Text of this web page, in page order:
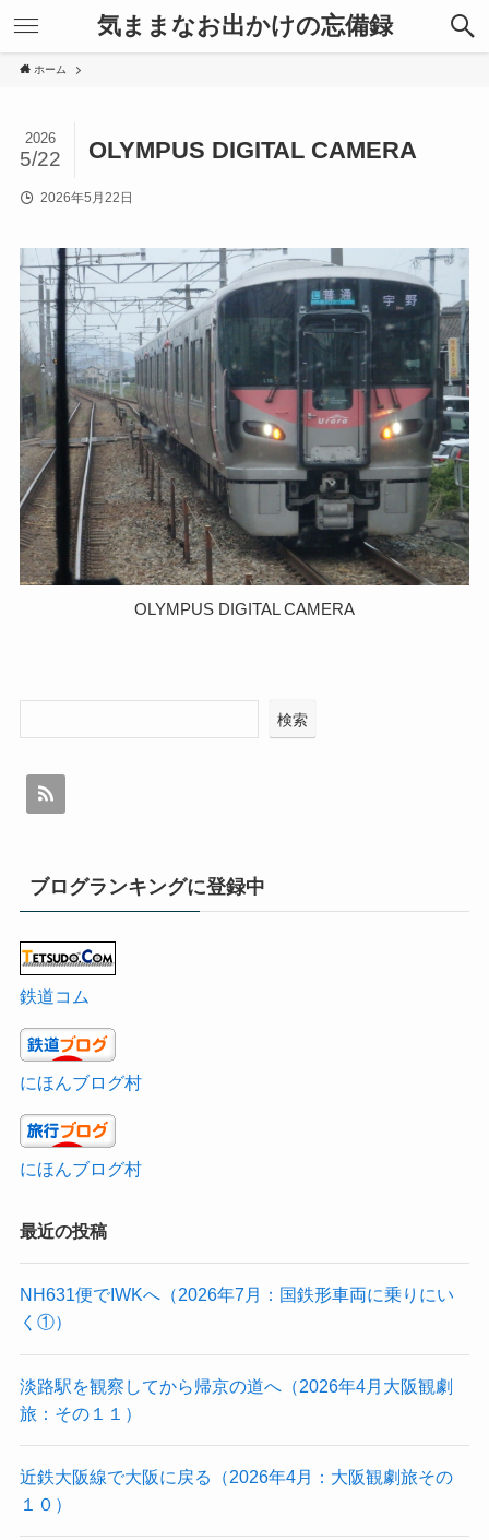
気ままなお出かけの忘備録
ホーム
OLYMPUS DIGITAL CAMERA
2026
5/22
2026年5月22日
OLYMPUS DIGITAL CAMERA
検索
ブログランキングに登録中
鉄道コム
にほんブログ村
にほんブログ村
最近の投稿
NH631便でIWKへ（2026年7月：国鉄形車両に乗りにい
く①）
淡路駅を観察してから帰京の道へ（2026年4月大阪観劇
旅：その１１）
近鉄大阪線で大阪に戻る（2026年4月：大阪観劇旅その
１０）